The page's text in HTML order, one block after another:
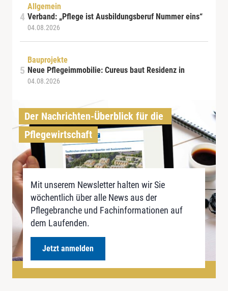
Allgemein
Verband: „Pflege ist Ausbildungsberuf Nummer eins“
04.08.2026
Bauprojekte
Neue Pflegeimmobilie: Cureus baut Residenz in
04.08.2026
Der Nachrichten-Überblick für die
Pflegewirtschaft
Mit unserem Newsletter halten wir Sie
wöchentlich über alle News aus der
Pflegebranche und Fachinformationen auf
dem Laufenden.
Jetzt anmelden